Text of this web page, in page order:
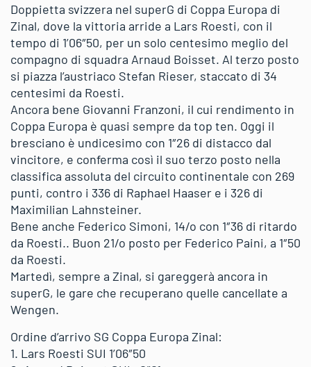
Doppietta svizzera nel superG di Coppa Europa di
Zinal, dove la vittoria arride a Lars Roesti, con il
tempo di 1’06″50, per un solo centesimo meglio del
compagno di squadra Arnaud Boisset. Al terzo posto
si piazza l’austriaco Stefan Rieser, staccato di 34
centesimi da Roesti.
Ancora bene Giovanni Franzoni, il cui rendimento in
Coppa Europa è quasi sempre da top ten. Oggi il
bresciano è undicesimo con 1″26 di distacco dal
vincitore, e conferma così il suo terzo posto nella
classifica assoluta del circuito continentale con 269
punti, contro i 336 di Raphael Haaser e i 326 di
Maximilian Lahnsteiner.
Bene anche Federico Simoni, 14/o con 1″36 di ritardo
da Roesti.. Buon 21/o posto per Federico Paini, a 1″50
da Roesti.
Martedì, sempre a Zinal, si gareggerà ancora in
superG, le gare che recuperano quelle cancellate a
Wengen.
Ordine d’arrivo SG Coppa Europa Zinal:
1. Lars Roesti SUI 1’06″50